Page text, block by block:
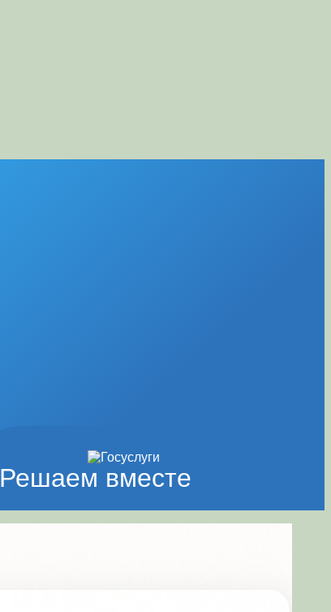
Решаем вместе